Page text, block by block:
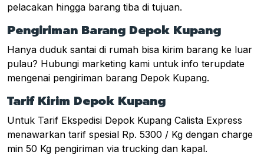
pelacakan hingga barang tiba di tujuan.
Pengiriman Barang Depok Kupang
Hanya duduk santai di rumah bisa kirim barang ke luar
pulau? Hubungi marketing kami untuk info terupdate
mengenai pengiriman barang Depok Kupang.
Tarif Kirim Depok Kupang
Untuk Tarif Ekspedisi Depok Kupang Calista Express
menawarkan tarif spesial Rp. 5300 / Kg dengan charge
min 50 Kg pengiriman via trucking dan kapal.